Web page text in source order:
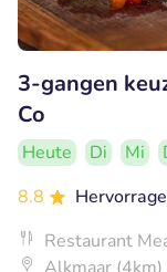
3-gangen
Co
Heute Di Mi
8.8
Restaurant